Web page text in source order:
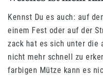
Kennst Du es auch: auf
einem Fest oder auf der
zack hat es sich unter die
nicht mehr schnell zu
farbigen Mütze kann es